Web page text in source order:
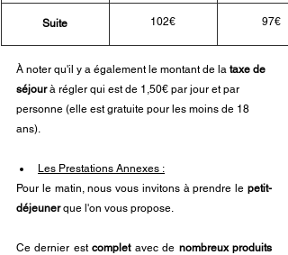
Suite 102€ 97€
À noter qu'il y a également le montant de la taxe de
séjour à régler qui est de 1,50€ par jour et par
personne (elle est gratuite pour les moins de 18
ans).
Les Prestations Annexes :
Pour le matin, nous vous invitons à prendre le petit-
déjeuner que l'on vous propose.
Ce dernier est complet avec de nombreux produits